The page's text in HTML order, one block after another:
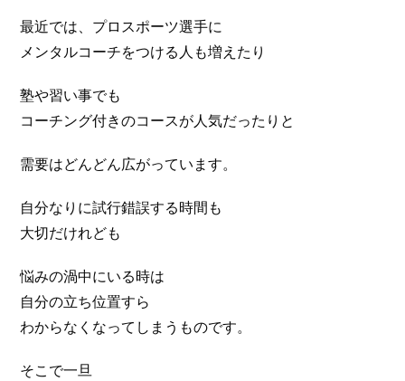
最近では、プロスポーツ選手に
メンタルコーチをつける人も増えたり
塾や習い事でも
コーチング付きのコースが人気だったりと
需要はどんどん広がっています。
自分なりに試行錯誤する時間も
大切だけれども
悩みの渦中にいる時は
自分の立ち位置すら
わからなくなってしまうものです。
そこで一旦